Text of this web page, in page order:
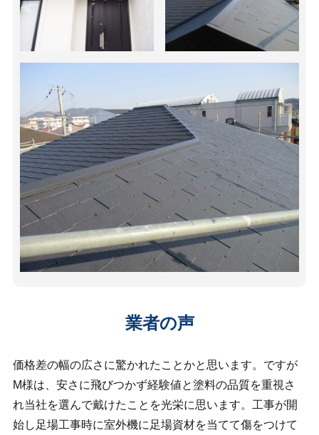
業者の声
価格差の幅の広さに驚かれたことかと思います。ですが
M様は、安さに飛びつかず経験値と塗料の品質を重視さ
れ当社を選んで戴けたことを光栄に思います。工事が開
始し足場工事時に室外機に足場資材を当てて傷をつけて